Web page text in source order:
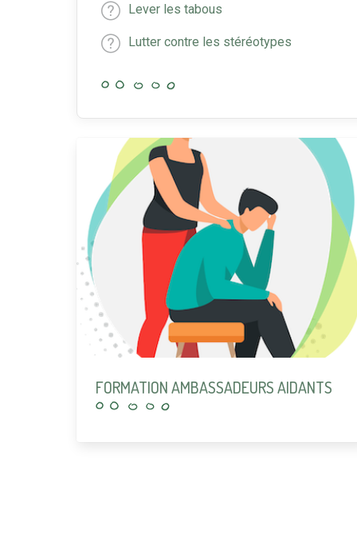
Lever les tabous
Lutter contre les stéréotypes
FORMATION AMBASSADEURS AIDANTS